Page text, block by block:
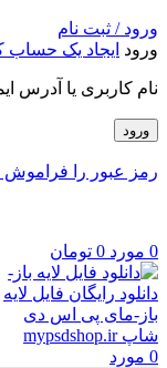
ورود / ثبت نام
ورود ایجاد یک حساب
نام کاربری یا آدرس
ورود
رمز عبور را فراموش
0 مورد 0 تومان
0 مورد